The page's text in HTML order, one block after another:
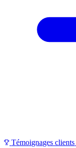
Témoignages clients